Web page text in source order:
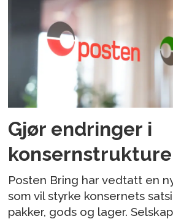
Gjør endringer i
Posten Bring har vedtatt en
som vil styrke konsernets
pakker, gods og lager.